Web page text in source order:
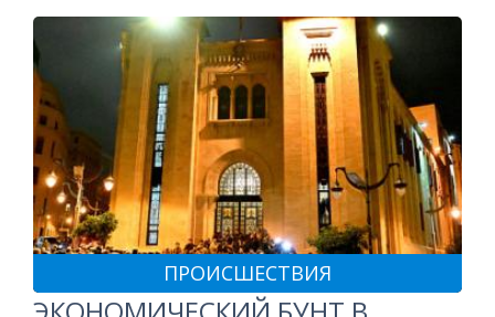
ПРОИСШЕСТВИЯ